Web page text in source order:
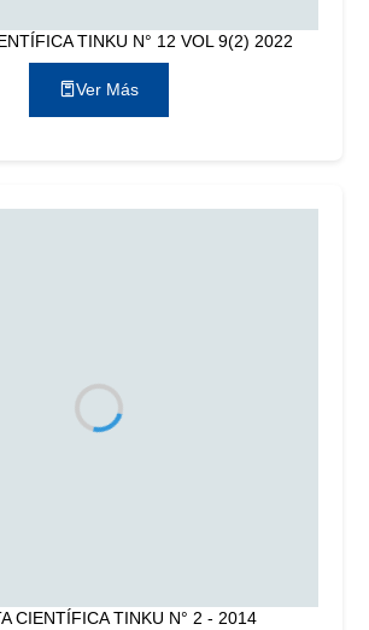
TINKU N° 12 VOL 9(2) 2022
Ver Más
CIENTÍFICA TINKU N° 2 - 2014